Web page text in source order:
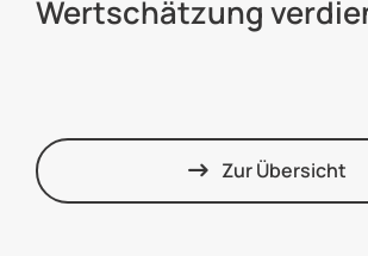
Wertschätzung
Zur Übersicht